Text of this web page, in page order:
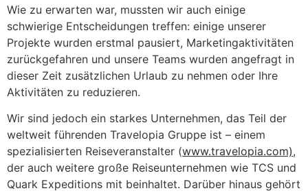
Wie zu erwarten war, mussten wir auch einige
schwierige Entscheidungen treffen: einige unserer
Projekte wurden erstmal pausiert, Marketingaktivitäten
zurückgefahren und unsere Teams wurden angefragt in
dieser Zeit zusätzlichen Urlaub zu nehmen oder Ihre
Aktivitäten zu reduzieren.
Wir sind jedoch ein starkes Unternehmen, das Teil der
weltweit führenden Travelopia Gruppe ist – einem
spezialisierten Reiseveranstalter (www.travelopia.com),
der auch weitere große Reiseunternehmen wie TCS und
Quark Expeditions mit beinhaltet. Darüber hinaus gehört